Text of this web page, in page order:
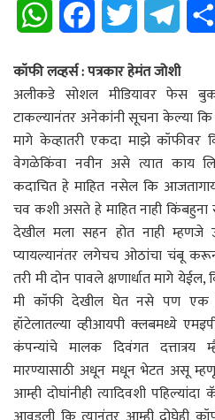
W
a
t
s
A
p
p
c
e
b
o
o
k
i
t
t
e
l
e
g
r
a
m
कॉफी लव्हर्स : पत्रकार हेमंत जोशी
अलीकडे सोशल मीडियावर फेस
टाकल्यानंतर अनेकांनी सूचना केल्या कि
मागे केव्हातरी एकदा माझे
वेगळेकिंवा नवीन असे त्यात काय
कदाचित हे माहित नसेल कि
चव कशी असते हे माहित नाही
देखील मला सहन होत नाही म्हणजे
प्यायल्यानंतर लगेचच ओठांचा चंबू
तरी मी दोन पावले क्षणार्धात मागे
मी कॉफी देखील घेत नसे पण एक
हॉटेलातल्या व्हीआयपी क्लबमध्ये
कंपन्यांचे मालक दिवंगत
मारण्यासाठी अधून मधून भेटत असू
आम्ही दोघांनीही त्यादिवशी